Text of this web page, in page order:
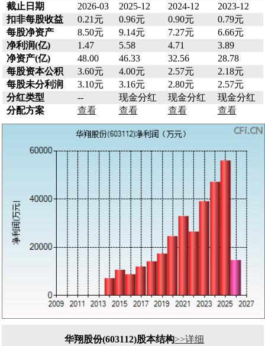
截止日期 2026-03 2025-12 2024-12
2023-12
扣非每股收益
0.21元 0.96元 0.90元
0.79元
每股净资产
8.50元 9.14元 7.27元
6.66元
净利润(亿)
1.47 5.58 4.71
3.89
净资产(亿)
48.00 46.33 32.56
28.78
每股资本公积
3.60元 4.00元 2.57元
2.18元
每股未分利润
3.10元 3.16元 2.80元
2.57元
分红类型
-- 现金分红 现金分红
现金分红
分配方案
查看 查看 查看 查看
华翔股份(603112)股本结构>>详细